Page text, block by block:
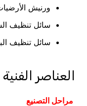
ورنيش
سائل تنظيف
سائل تنظيف
العناصر
مراحل التصنيع